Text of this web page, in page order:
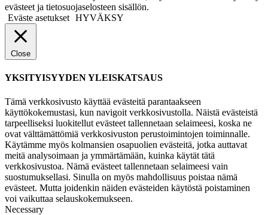
evästeet ja tietosuojaselosteen sisällön.
Eväste asetukset HYVÄKSY
Close
YKSITYISYYDEN YLEISKATSAUS
Tämä verkkosivusto käyttää evästeitä parantaakseen
käyttökokemustasi, kun navigoit verkkosivustolla. Näistä evästeistä
tarpeelliseksi luokitellut evästeet tallennetaan selaimeesi, koska ne
ovat välttämättömiä verkkosivuston perustoimintojen toiminnalle.
Käytämme myös kolmansien osapuolien evästeitä, jotka auttavat
meitä analysoimaan ja ymmärtämään, kuinka käytät tätä
verkkosivustoa. Nämä evästeet tallennetaan selaimeesi vain
suostumuksellasi. Sinulla on myös mahdollisuus poistaa nämä
evästeet. Mutta joidenkin näiden evästeiden käytöstä poistaminen
voi vaikuttaa selauskokemukseen.
Necessary